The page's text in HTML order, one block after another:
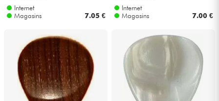
Internet
Magasins
7.05 €
Internet
Magasins
7.00 €